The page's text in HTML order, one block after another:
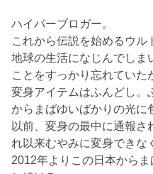
ハイパーブロガー。
これから伝説を始めるウル
地球の生活になじんでしま
ことをすっかり忘れていた
変身アイテムはふんどし。
からまばゆいばかりの光に
以前、変身の最中に通報
れ以来むやみに変身できな
2012年よりこの日本からま